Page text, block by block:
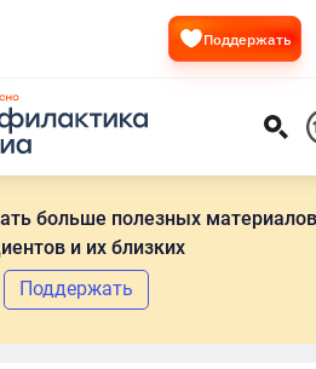
больше полезных
и их близких
Поддержать
Поддержать